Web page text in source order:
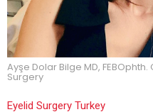
Ayşe Dolar Bilge MD,
Surgery
Eyelid Surgery Turkey